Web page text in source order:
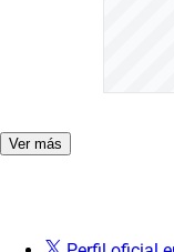
Ver más